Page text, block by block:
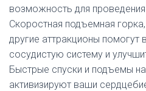
возможность для
Скоростная подъемная
другие аттракционы помогут
сосудистую систему и
Быстрые спуски и подъемы
активизируют ваши